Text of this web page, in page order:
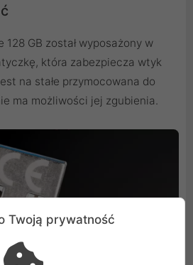
128 GB został wyposażony w
która zabezpiecza wtyk
na stałe przymocowana do
ma możliwości jej zgubienia.
Twoją prywatność